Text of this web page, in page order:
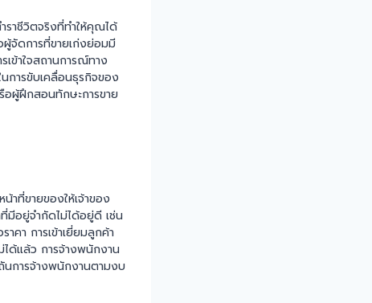
าชีวิตจริงที่ทำให้คุณได้
ผู้จัดการที่ขายเก่งย่อมมี
ข้าใจสถานการณ์ทาง
การขับเคลื่อนธุรกิจของ
ผู้ฝึกสอนทักษะการขาย
าที่ขายของให้เจ้าของ
อยู่จำกัดไม่ได้อยู่ดี เช่น
คา การเข้าเยี่ยมลูกค้า
ได้แล้ว การจ้างพนักงาน
นการจ้างพนักงานตามงบ